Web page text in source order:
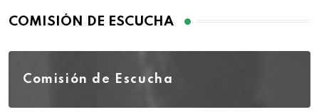
COMISIÓN DE ESCUCHA
Comisión de Escucha